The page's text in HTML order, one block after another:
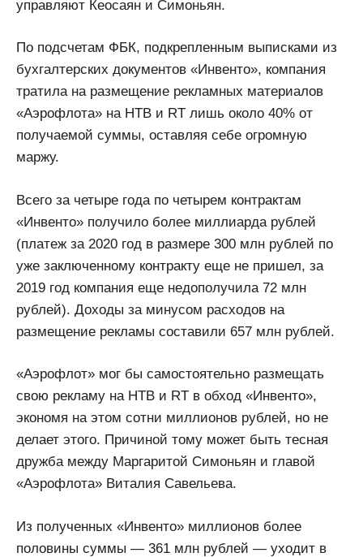
управляют Кеосаян и Симоньян.
По подсчетам ФБК, подкрепленным выписками из
бухгалтерских документов «Инвенто», компания
тратила на размещение рекламных материалов
«Аэрофлота» на НТВ и RT лишь около 40% от
получаемой суммы, оставляя себе огромную
маржу.
Всего за четыре года по четырем контрактам
«Инвенто» получило более миллиарда рублей
(платеж за 2020 год в размере 300 млн рублей по
уже заключенному контракту еще не пришел, за
2019 год компания еще недополучила 72 млн
рублей). Доходы за минусом расходов на
размещение рекламы составили 657 млн рублей.
«Аэрофлот» мог бы самостоятельно размещать
свою рекламу на НТВ и RT в обход «Инвенто»,
экономя на этом сотни миллионов рублей, но не
делает этого. Причиной тому может быть тесная
дружба между Маргаритой Симоньян и главой
«Аэрофлота» Виталия Савельева.
Из полученных «Инвенто» миллионов более
половины суммы — 361 млн рублей — уходит в